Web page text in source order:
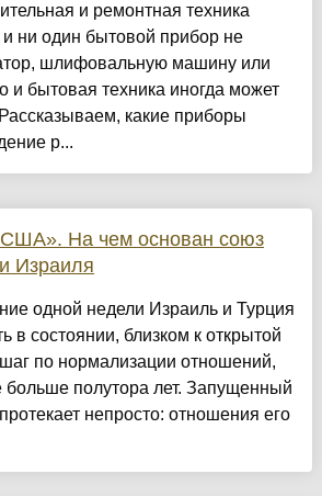
и ремонтная техника
и ни один бытовой прибор не
шлифовальную машину или
и бытовая техника иногда может
какие приборы
р...
США». На чем основан союз
Израиля
одной недели Израиль и Турция
в состоянии, близком к открытой
по нормализации отношений,
больше полутора лет. Запущенный
непросто: отношения его